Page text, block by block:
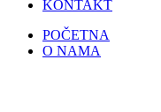
KONTAKT
POČETNA
O NAMA